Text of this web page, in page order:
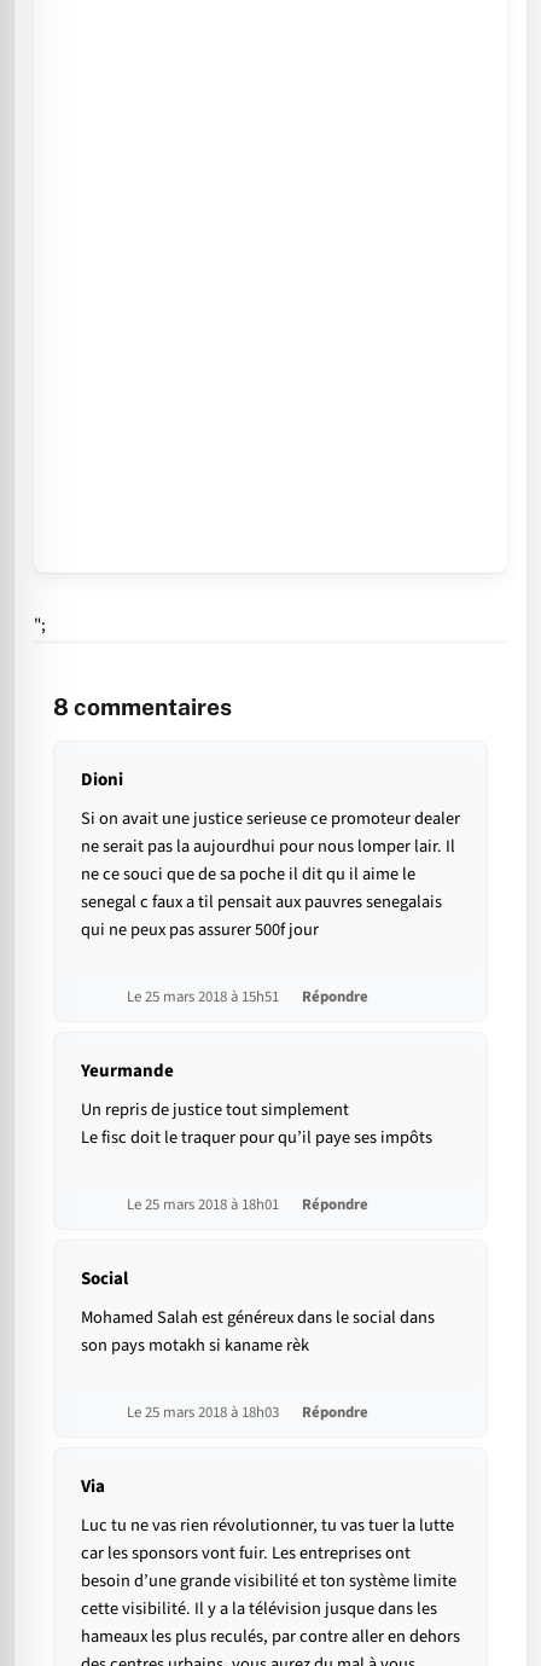
";
8 commentaires
Dioni
Si on avait une justice serieuse ce promoteur dealer
ne serait pas la aujourdhui pour nous lomper lair. Il
ne ce souci que de sa poche il dit qu il aime le
senegal c faux a til pensait aux pauvres senegalais
qui ne peux pas assurer 500f jour
Le 25 mars 2018 à 15h51 Répondre
Yeurmande
Un repris de justice tout simplement
Le fisc doit le traquer pour qu’il paye ses impôts
Le 25 mars 2018 à 18h01 Répondre
Social
Mohamed Salah est généreux dans le social dans
son pays motakh si kaname rèk
Le 25 mars 2018 à 18h03 Répondre
Via
Luc tu ne vas rien révolutionner, tu vas tuer la lutte
car les sponsors vont fuir. Les entreprises ont
besoin d’une grande visibilité et ton système limite
cette visibilité. Il y a la télévision jusque dans les
hameaux les plus reculés, par contre aller en dehors